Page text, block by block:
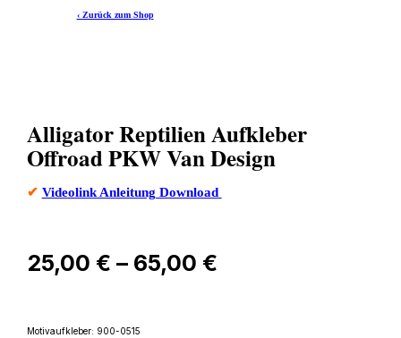
‹ Zurück zum Shop
Alligator Reptilien Aufkleber
Offroad PKW Van Design
✔ Videolink Anleitung Download
25,00 € – 65,00 €Preisspanne:
Motivaufkleber: 900-0515